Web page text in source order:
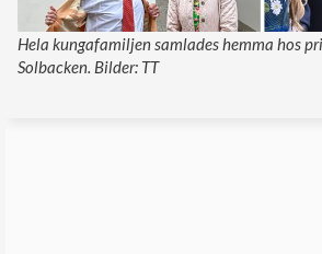
Hela kungafamiljen samlades hemma hos
Solbacken. Bilder: TT